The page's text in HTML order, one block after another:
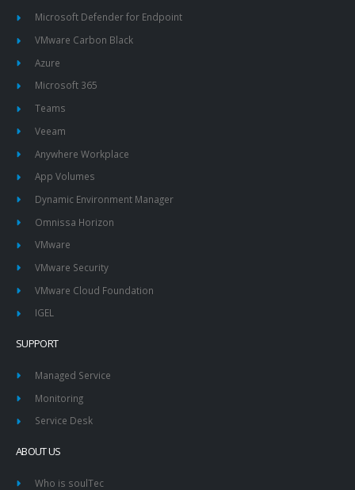
Microsoft Defender for Endpoint
VMware Carbon Black
Azure
Microsoft 365
Teams
Veeam
Anywhere Workplace
App Volumes
Dynamic Environment Manager
Omnissa Horizon
VMware
VMware Security
VMware Cloud Foundation
IGEL
SUPPORT
Managed Service
Monitoring
Service Desk
ABOUT US
Who is soulTec